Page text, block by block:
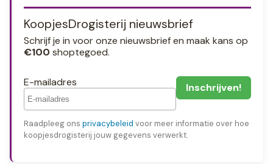
KoopjesDrogisterij nieuwsbrief
Schrijf je in voor onze nieuwsbrief en maak kans op
€100 shoptegoed.
E-mailadres
Raadpleeg ons privacybeleid voor meer informatie over hoe
koopjesdrogisterij jouw gegevens verwerkt.